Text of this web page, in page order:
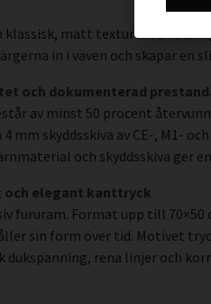
klassisk, matt textur med
in i väven och skapar
och dokumenterad
av minst 50 procent
mm skyddsskiva av CE-, M1-
och skyddsskiva
och elegant kanttryck
fururam. Format upp till
sin form över tid. Motivet
rena linjer och